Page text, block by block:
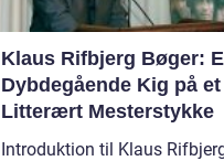
Klaus Rifbjerg Bøger:
Dybdegående Kig på et
Litterært Mesterstykke
Introduktion til Klaus